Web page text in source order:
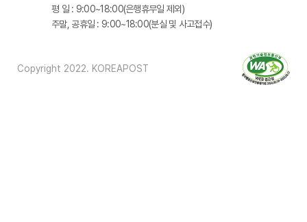
평 일 : 9:00~18:00(은행휴무일 제외)
주말, 공휴일 : 9:00~18:00(분실 및 사고접수)
Copyright 2022. KOREAPOST